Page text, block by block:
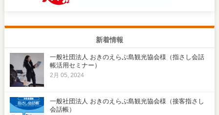
新着情報
一般社団法人 おきのえらぶ島観光協会様（指さし会話
帳活用セミナー）
2月 05, 2024
一般社団法人 おきのえらぶ島観光協会様（接客指さし
会話帳）